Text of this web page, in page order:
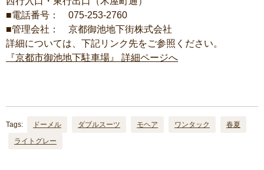
■電話番号： 075-253-2760
■管理会社： 京都御池地下街株式会社
詳細については、下記リンク先をご参照ください。
『京都市御池地下駐車場』 詳細ページへ
Tags: ドーメル ダブルスーツ モヘア ワンタック
春夏
ライトグレー